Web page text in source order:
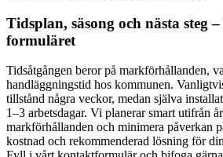
Tidsplan, säsong och nästa steg
formuläret
Tidsåtgången beror på markförhållanden,
handläggningstid hos kommunen.
tillstånd några veckor, medan själva
1–3 arbetsdagar. Vi planerar smart utifrån
markförhållanden och minimera påverkan
kostnad och rekommenderad lösning för